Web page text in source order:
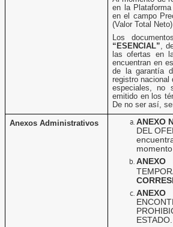
en la
en el campo
(Valor Total
Los
“ESENCIAL”,
las ofertas en
encuentran en
de la garantía
registro nacional
especiales, no
emitido en los
De no ser así,
Anexos Administrativos ANEXO
DEL
ESTADO.